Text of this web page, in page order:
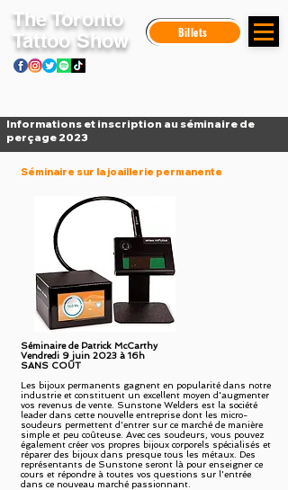
Billets
The Toronto
Tattoo Show
Informations et inscription au séminaire de
perçage 2023
Séminaire sur la joaillerie permanente
Séminaire de Patrick McCarthy
Vendredi 9 juin 2023 à 16h
SANS COÛT
Les bijoux permanents gagnent en popularité dans notre
industrie et constituent un excellent moyen d'augmenter
vos revenus de vente. Sunstone Welders est la société
leader dans cette nouvelle entreprise dont les micro-
soudeurs permettent d'entrer sur ce marché de manière
simple et peu coûteuse. Avec ces soudeurs, vous pouvez
également créer vos propres bijoux corporels spécialisés et
réparer des bijoux dans presque tous les métaux. Des
représentants de Sunstone seront là pour enseigner ce
cours et répondre à toutes vos questions sur l'entrée
dans ce nouveau marché passionnant.